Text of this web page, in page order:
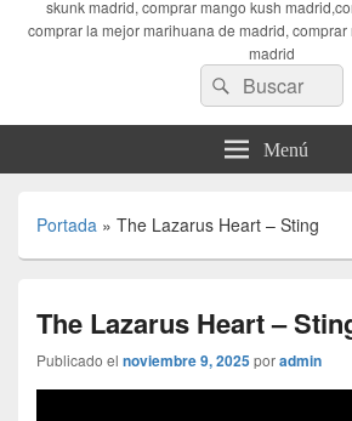
skunk madrid, comprar mango kush
comprar la mejor marihuana de madrid,
madrid
Buscar
por:
Buscar
Menú
Portada » The Lazarus Heart – Sting
The Lazarus Heart –
Publicado el noviembre 9, 2025poradmin